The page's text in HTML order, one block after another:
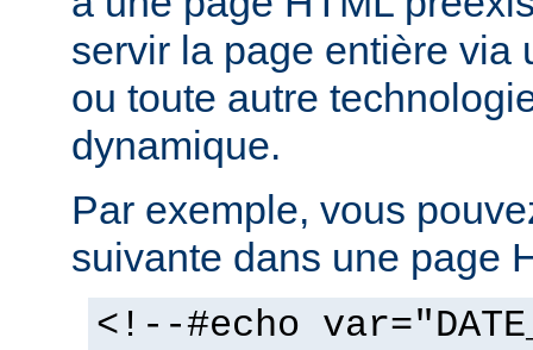
servir la page entière via
ou toute autre
dynamique.
Par exemple, vous
suivante dans une page
<!--#echo